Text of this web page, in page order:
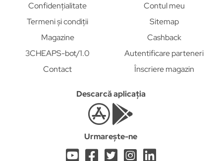
Confidențialitate
Termeni și condiții
Magazine
3CHEAPS-bot/1.0
Contact
Contul meu
Sitemap
Cashback
Autentificare parteneri
Înscriere magazin
Descarcă aplicația
Urmarește-ne